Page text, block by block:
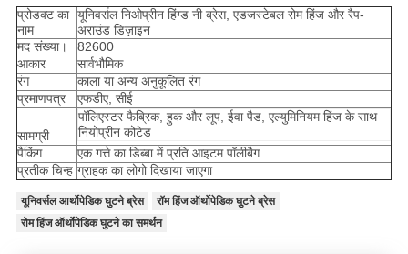
प्रोडक्ट का
नाम
यूनिवर्सल निओप्रीन हिंग्ड नी ब्रेस, एडजस्टेबल रोम हिंज और रैप-
अराउंड डिज़ाइन
मद संख्या।
82600
आकार
सार्वभौमिक
रंग
काला या अन्य अनुकूलित रंग
प्रमाणपत्र
एफडीए, सीई
सामग्री
पॉलिएस्टर फैब्रिक, हुक और लूप, ईवा पैड, एल्युमिनियम हिंज के साथ
नियोप्रीन कोटेड
पैकिंग
एक गत्ते का डिब्बा में प्रति आइटम पॉलीबैग
प्रतीक चिन्ह ग्राहक का लोगो दिखाया जाएगा
यूनिवर्सल आर्थोपेडिक घुटने ब्रेस
रॉम हिंज ऑर्थोपेडिक घुटने ब्रेस
रोम हिंज ऑर्थोपेडिक घुटने का समर्थन